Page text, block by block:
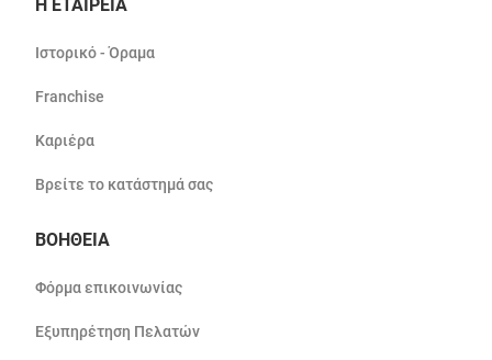
Η ΕΤΑΙΡΕΙΑ
Ιστορικό - Όραμα
Franchise
Καριέρα
Βρείτε το κατάστημά σας
ΒΟΗΘΕΙΑ
Φόρμα επικοινωνίας
Εξυπηρέτηση Πελατών